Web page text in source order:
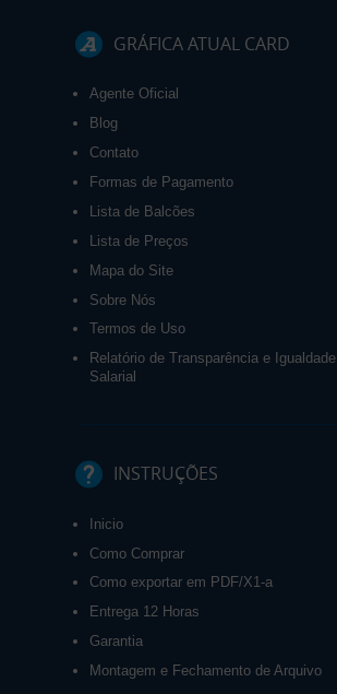
GRÁFICA ATUAL CARD
Agente Oficial
Blog
Contato
Formas de Pagamento
Lista de Balcões
Lista de Preços
Mapa do Site
Sobre Nós
Termos de Uso
Relatório de Transparência e Igualdade
Salarial
INSTRUÇÕES
Inicio
Como Comprar
Como exportar em PDF/X1-a
Entrega 12 Horas
Garantia
Montagem e Fechamento de Arquivo